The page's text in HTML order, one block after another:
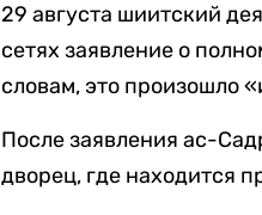
29 августа шиитский
сетях заявление о
словам, это произошло
После заявления ас-
дворец, где находится